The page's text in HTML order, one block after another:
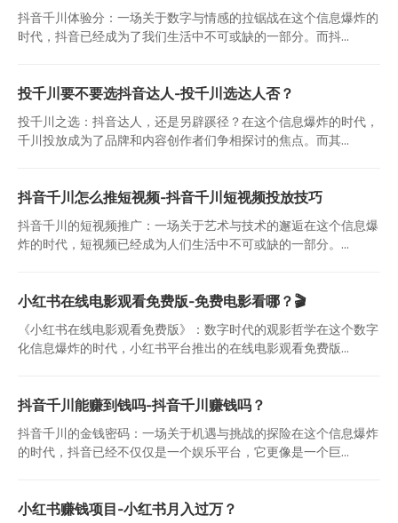
抖音千川体验分：一场关于数字与情感的拉锯战在这个信息爆炸的
时代，抖音已经成为了我们生活中不可或缺的一部分。而抖...
投千川要不要选抖音达人-投千川选达人否？
投千川之选：抖音达人，还是另辟蹊径？在这个信息爆炸的时代，
千川投放成为了品牌和内容创作者们争相探讨的焦点。而其...
抖音千川怎么推短视频-抖音千川短视频投放技巧
抖音千川的短视频推广：一场关于艺术与技术的邂逅在这个信息爆
炸的时代，短视频已经成为人们生活中不可或缺的一部分。...
小红书在线电影观看免费版-免费电影看哪？🎬
《小红书在线电影观看免费版》：数字时代的观影哲学在这个数字
化信息爆炸的时代，小红书平台推出的在线电影观看免费版...
抖音千川能赚到钱吗-抖音千川赚钱吗？
抖音千川的金钱密码：一场关于机遇与挑战的探险在这个信息爆炸
的时代，抖音已经不仅仅是一个娱乐平台，它更像是一个巨...
小红书赚钱项目-小红书月入过万？